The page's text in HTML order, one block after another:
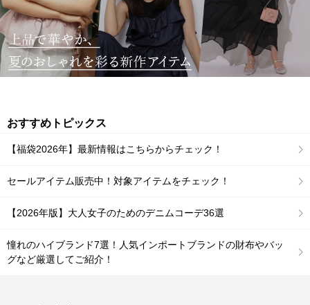
おすすめトピックス
【福袋2026年】最新情報はこちらからチェック！
セールアイテム販売中！対象アイテムをチェック！
【2026年版】大人女子のためのデニムコーデ36選
憧れのハイブランド7選！人気インポートブランドの財布やバッ
グなど厳選してご紹介！